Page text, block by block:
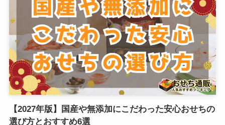
【2027年版】国産や無添加にこだわった安心おせちの
選び方とおすすめ6選